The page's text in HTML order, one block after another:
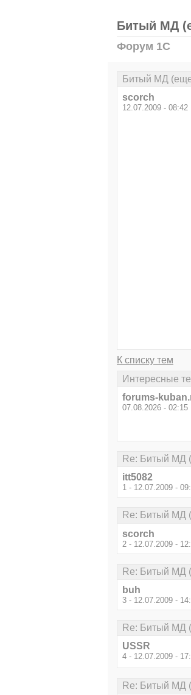
Битый МД
Форум 1С
Битый МД
scorch
12.07.2009 - 08:42
К списку тем
Интересные
forums-
07.08.2026 - 02:15
Re: Битый МД
itt5082
1 - 12.07.2009 -
Re: Битый МД
scorch
2 - 12.07.2009 -
Re: Битый МД
buh
3 - 12.07.2009 -
Re: Битый МД
USSR
4 - 12.07.2009 -
Re: Битый МД